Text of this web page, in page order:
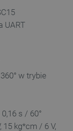
UART
w trybie
s / 60°
kg*cm / 6 V,